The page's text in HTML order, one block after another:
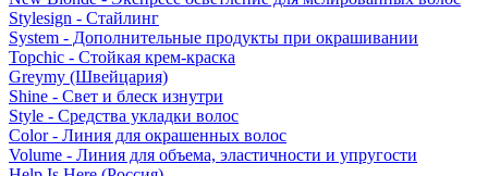
Stylesign - Стайлинг
System - Дополнительные продукты при окрашивании
Topchic - Стойкая крем-краска
Greymy (Швейцария)
Shine - Свет и блеск изнутри
Style - Средства укладки волос
Color - Линия для окрашенных волос
Volume - Линия для объема, эластичности и упругости